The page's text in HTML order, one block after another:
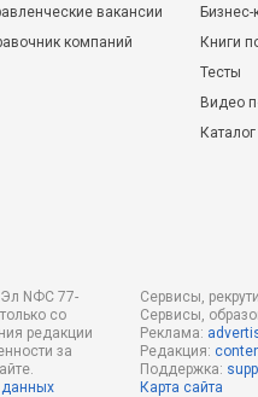
вакансии
компаний
Книги
Тесты
Видео
Эл NФС 77-
со
редакции
за
данных
Сервисы,
Сервисы,
Реклама:
Редакция:
Поддержка:
Карта сайта